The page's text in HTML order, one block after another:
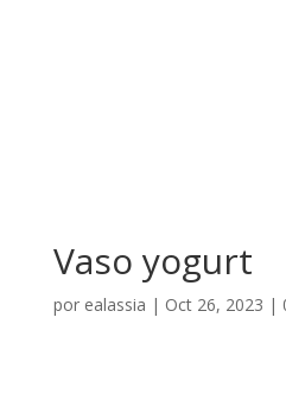
Vaso yogurt
por ealassia | Oct 26, 2023 |